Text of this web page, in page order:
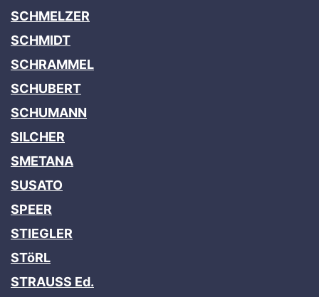
SCHMELZER
SCHMIDT
SCHRAMMEL
SCHUBERT
SCHUMANN
SILCHER
SMETANA
SUSATO
SPEER
STIEGLER
STöRL
STRAUSS Ed.